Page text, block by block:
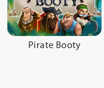
Pirate Booty